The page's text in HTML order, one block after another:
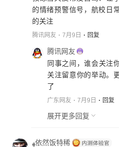
的情绪预警信号，航校日
的关注
腾讯网友 7月9日 回复
腾讯网友
同事之间，谁会关注
关注留意你的举动。
了
广东网友 7月9日 回复
展开更多回复
ﻬ依然饭特稀